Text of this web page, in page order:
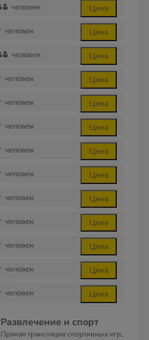
человек Цена
человек Цена
человек Цена
человек Цена
человек Цена
человек Цена
человек Цена
человек Цена
человек Цена
человек Цена
человек Цена
человек Цена
человек Цена
Развлечение и спорт
Прямая трансляция спортивных игр,